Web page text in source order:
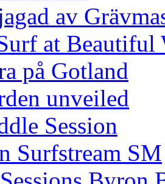
av
at Beautiful
på Gotland
unveiled
Session
Surfstream SM